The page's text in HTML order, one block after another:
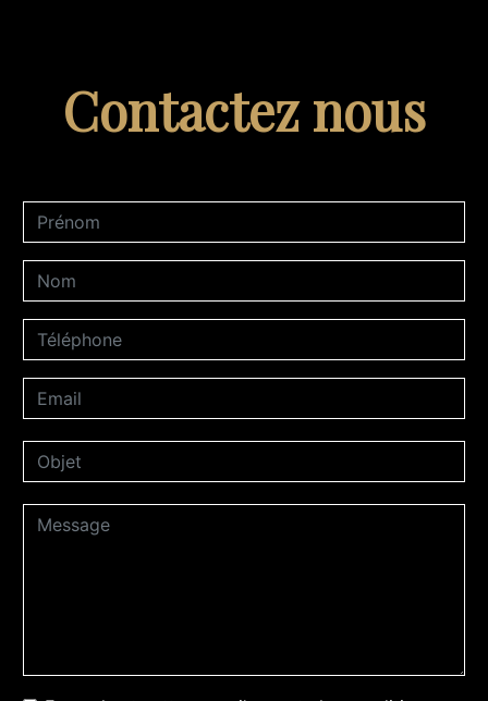
Contactez nous